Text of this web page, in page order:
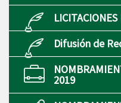
Difusión de
2019